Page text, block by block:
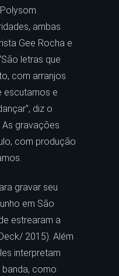
ambas
Gee Rocha e
letras que
com arranjos
escutamos e
diz o
As gravações
com produção
gravar seu
em São
estrearam a
2015). Além
interpretam
como